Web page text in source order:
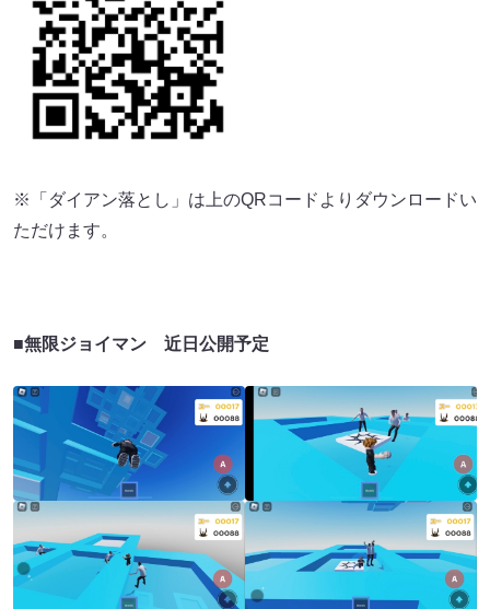
※「ダイアン落とし」は上のQRコードよりダウンロードい
ただけます。
■無限ジョイマン 近日公開予定